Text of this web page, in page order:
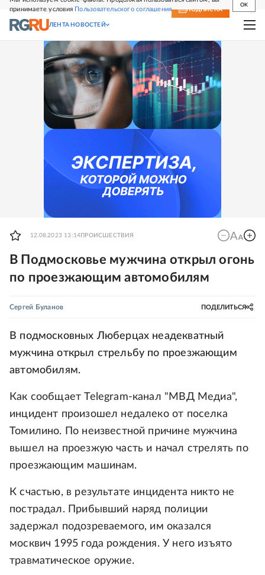
принимаете условия Пользовательского соглашения
OK
СВЕЖИЙ НОМЕР ПОДПИСКА
ЛЕНТА НОВОСТЕЙ
12.08.2023 13:14 ПРОИСШЕСТВИЯ
В Подмосковье мужчина открыл огонь
по проезжающим автомобилям
Сергей Буланов ПОДЕЛИТЬСЯ
В подмосковных Люберцах неадекватный
мужчина открыл стрельбу по проезжающим
автомобилям.
Как сообщает Telegram-канал "МВД Медиа",
инцидент произошел недалеко от поселка
Томилино. По неизвестной причине мужчина
вышел на проезжую часть и начал стрелять по
проезжающим машинам.
К счастью, в результате инцидента никто не
пострадал. Прибывший наряд полиции
задержал подозреваемого, им оказался
москвич 1995 года рождения. У него изъято
травматическое оружие.